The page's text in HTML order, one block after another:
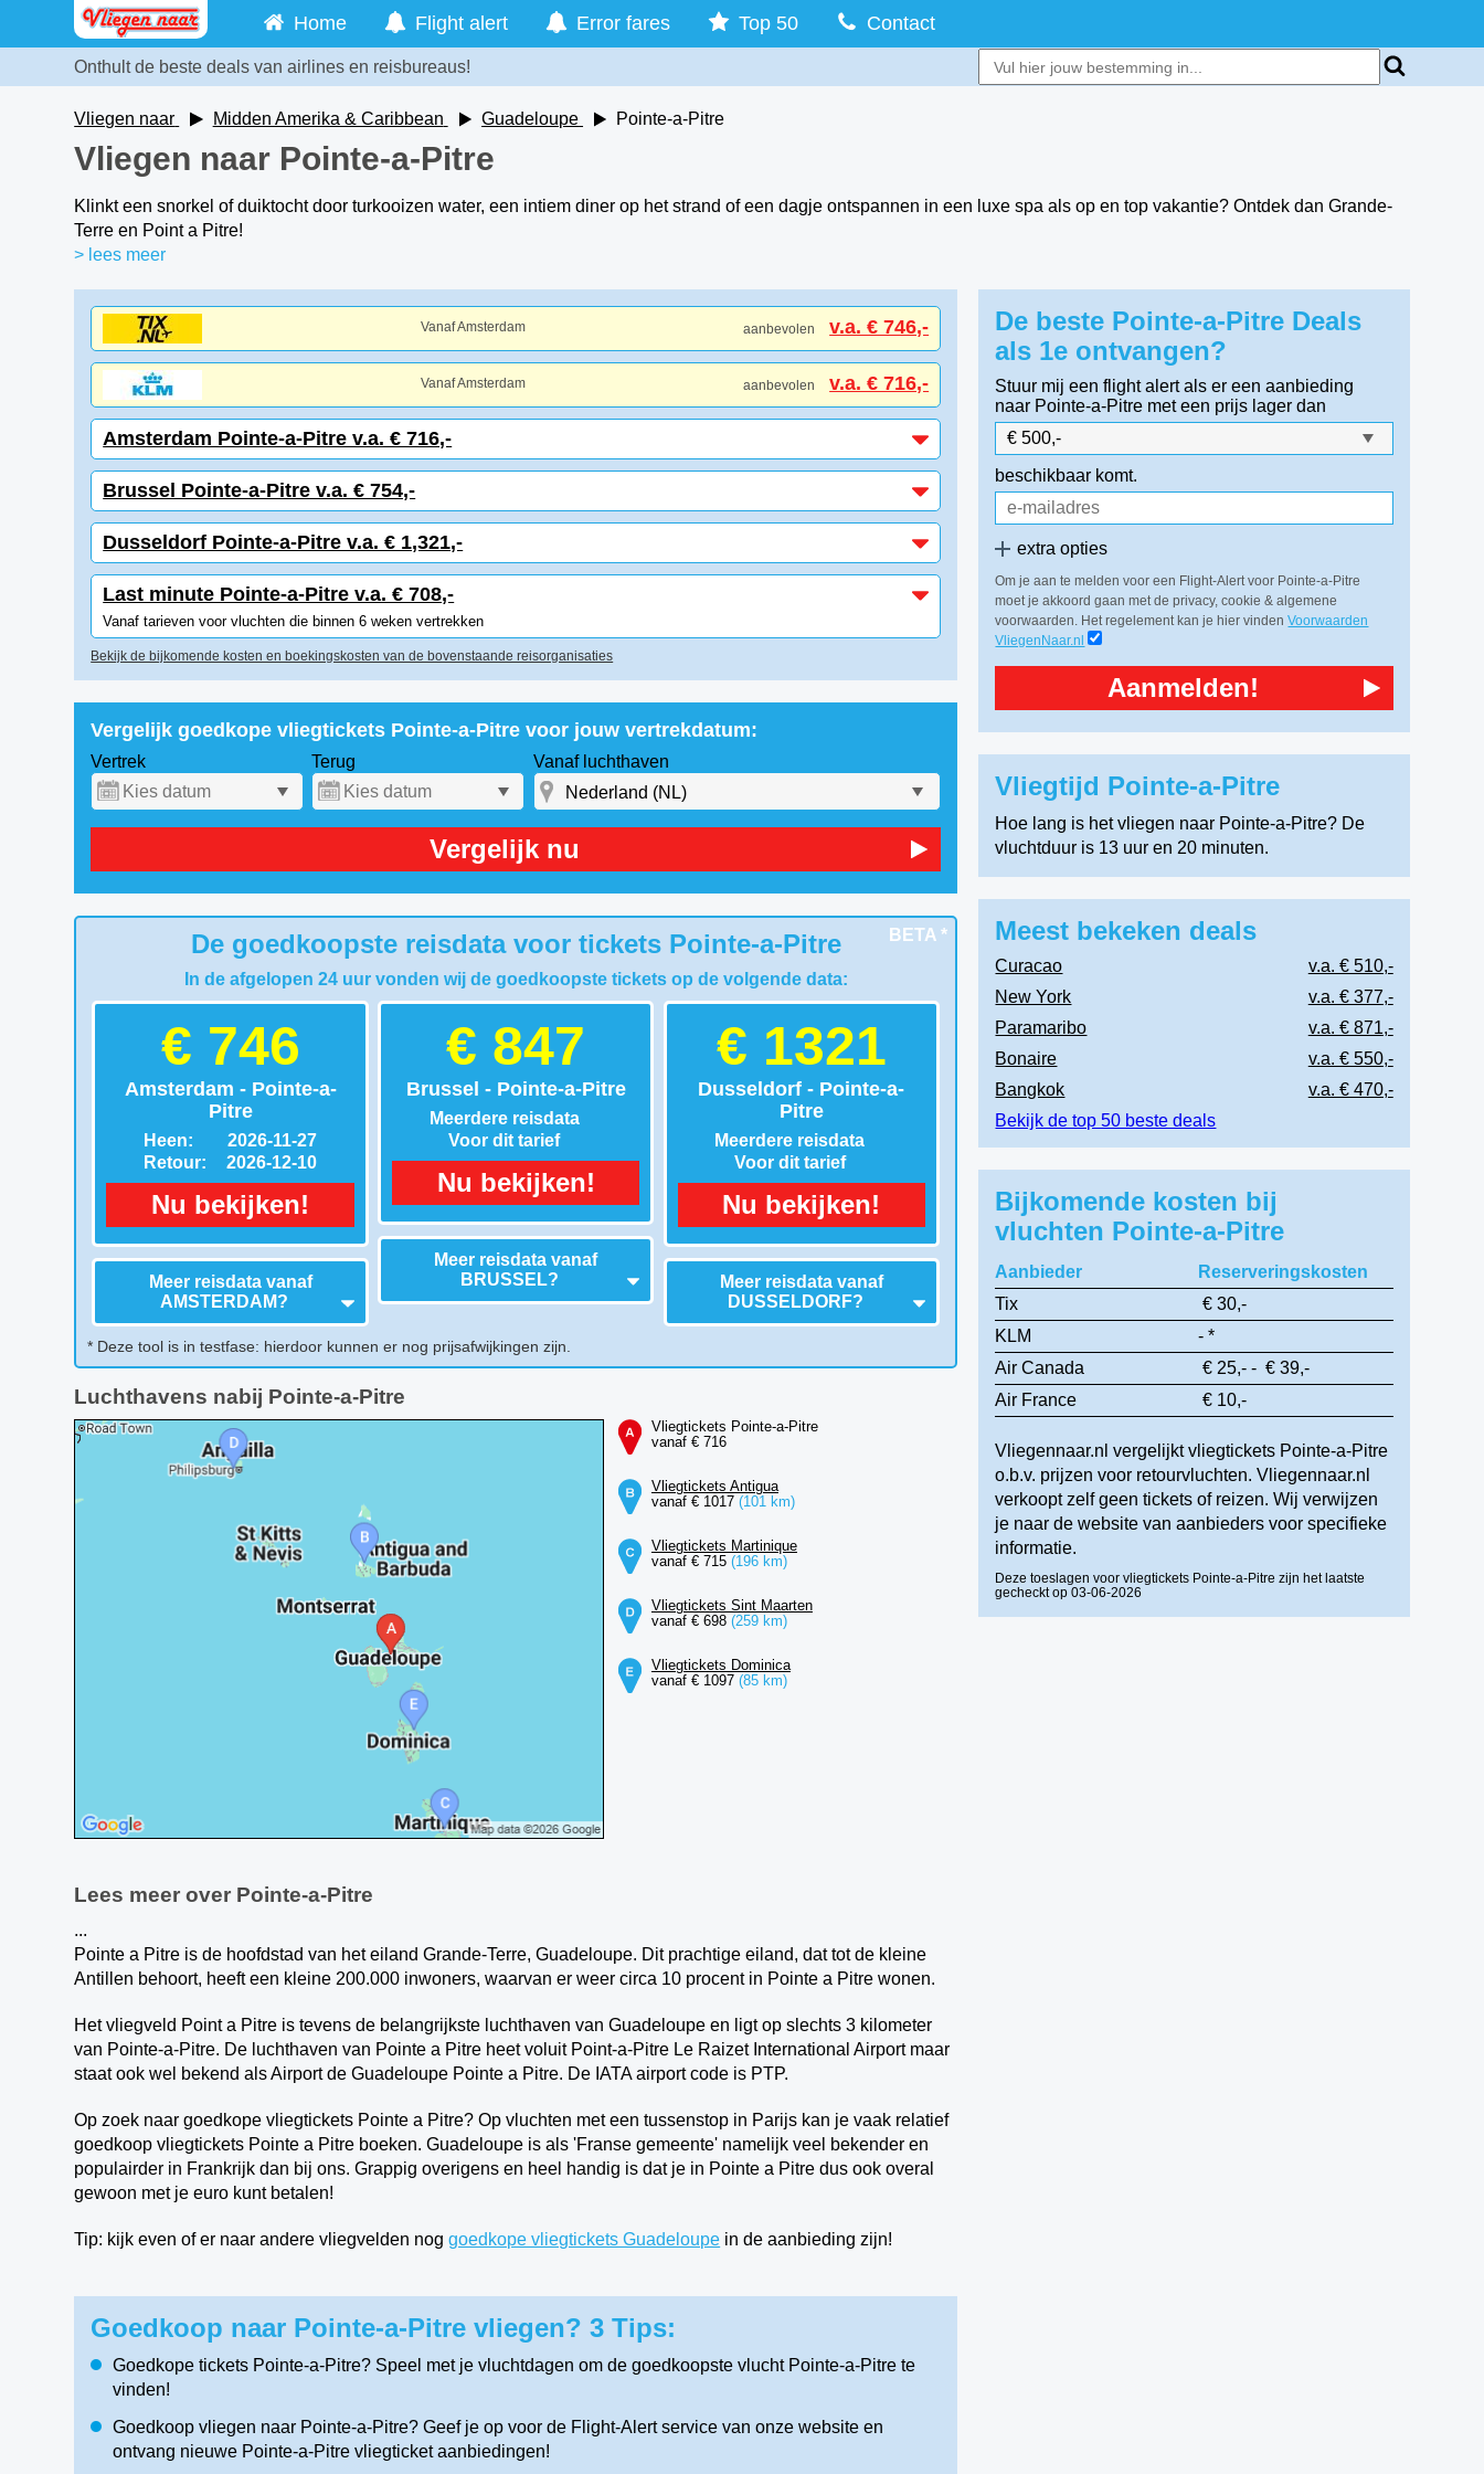
Home Flight alert Error fares Top 50 Contact
Onthult de beste deals van airlines en reisbureaus!
Vliegen naar Midden Amerika & Caribbean Guadeloupe Pointe-a-Pitre
Vliegen naar Pointe-a-Pitre
Klinkt een snorkel of duiktocht door turkooizen water, een intiem diner op het strand of een dagje ontspannen in een luxe spa als op en top vakantie? Ontdek dan Grande-
Terre en Point a Pitre!
> lees meer
Vanaf Amsterdam aanbevolen v.a. € 746,-
Vanaf Amsterdam aanbevolen v.a. € 716,-
Amsterdam Pointe-a-Pitre v.a. € 716,-
Brussel Pointe-a-Pitre v.a. € 754,-
Dusseldorf Pointe-a-Pitre v.a. € 1,321,-
Last minute Pointe-a-Pitre v.a. € 708,-
Vanaf tarieven voor vluchten die binnen 6 weken vertrekken
Bekijk de bijkomende kosten en boekingskosten van de bovenstaande reisorganisaties
Vergelijk goedkope vliegtickets Pointe-a-Pitre voor jouw vertrekdatum:
Vertrek Terug Vanaf luchthaven
Vergelijk nu
BETA *
De goedkoopste reisdata voor tickets Pointe-a-Pitre
In de afgelopen 24 uur vonden wij de goedkoopste tickets op de volgende data:
€ 746
Amsterdam - Pointe-a-
Pitre
Heen:
Retour:
2026-11-27
2026-12-10
Nu bekijken!
Meer reisdata vanaf
AMSTERDAM?
€ 847
Brussel - Pointe-a-Pitre
Meerdere reisdata
Voor dit tarief
Nu bekijken!
Meer reisdata vanaf
BRUSSEL?
€ 1321
Dusseldorf - Pointe-a-
Pitre
Meerdere reisdata
Voor dit tarief
Nu bekijken!
Meer reisdata vanaf
DUSSELDORF?
* Deze tool is in testfase: hierdoor kunnen er nog prijsafwijkingen zijn.
Luchthavens nabij Pointe-a-Pitre
Vliegtickets Pointe-a-Pitre
vanaf € 716
Vliegtickets Antigua
vanaf € 1017 (101 km)
Vliegtickets Martinique
vanaf € 715 (196 km)
Vliegtickets Sint Maarten
vanaf € 698 (259 km)
Vliegtickets Dominica
vanaf € 1097 (85 km)
Lees meer over Pointe-a-Pitre
...
Pointe a Pitre is de hoofdstad van het eiland Grande-Terre, Guadeloupe. Dit prachtige eiland, dat tot de kleine
Antillen behoort, heeft een kleine 200.000 inwoners, waarvan er weer circa 10 procent in Pointe a Pitre wonen.
Het vliegveld Point a Pitre is tevens de belangrijkste luchthaven van Guadeloupe en ligt op slechts 3 kilometer
van Pointe-a-Pitre. De luchthaven van Pointe a Pitre heet voluit Point-a-Pitre Le Raizet International Airport maar
staat ook wel bekend als Airport de Guadeloupe Pointe a Pitre. De IATA airport code is PTP.
Op zoek naar goedkope vliegtickets Pointe a Pitre? Op vluchten met een tussenstop in Parijs kan je vaak relatief
goedkoop vliegtickets Pointe a Pitre boeken. Guadeloupe is als 'Franse gemeente' namelijk veel bekender en
populairder in Frankrijk dan bij ons. Grappig overigens en heel handig is dat je in Pointe a Pitre dus ook overal
gewoon met je euro kunt betalen!
Tip: kijk even of er naar andere vliegvelden noggoedkope vliegtickets Guadeloupe in de aanbieding zijn!
Goedkoop naar Pointe-a-Pitre vliegen? 3 Tips:
Goedkope tickets Pointe-a-Pitre? Speel met je vluchtdagen om de goedkoopste vlucht Pointe-a-Pitre te
vinden!
Goedkoop vliegen naar Pointe-a-Pitre? Geef je op voor de Flight-Alert service van onze website en
ontvang nieuwe Pointe-a-Pitre vliegticket aanbiedingen!
De beste Pointe-a-Pitre Deals
als 1e ontvangen?
Stuur mij een flight alert als er een aanbieding
naar Pointe-a-Pitre met een prijs lager dan
beschikbaar komt.
extra opties
Om je aan te melden voor een Flight-Alert voor Pointe-a-Pitre
moet je akkoord gaan met de privacy, cookie & algemene
voorwaarden. Het regelement kan je hier vindenVoorwaarden
VliegenNaar.nl
Aanmelden!
Vliegtijd Pointe-a-Pitre
Hoe lang is het vliegen naar Pointe-a-Pitre? De
vluchtduur is 13 uur en 20 minuten.
Meest bekeken deals
Curacao
v.a. € 510,-
New York
v.a. € 377,-
Paramaribo
v.a. € 871,-
Bonaire
v.a. € 550,-
Bangkok
v.a. € 470,-
Bekijk de top 50 beste deals
Bijkomende kosten bij
vluchten Pointe-a-Pitre
Aanbieder
Reserveringskosten
Tix
€ 30,-
KLM
- *
Air Canada
€ 25,- - € 39,-
Air France
€ 10,-
Vliegennaar.nl vergelijkt vliegtickets Pointe-a-Pitre
o.b.v. prijzen voor retourvluchten. Vliegennaar.nl
verkoopt zelf geen tickets of reizen. Wij verwijzen
je naar de website van aanbieders voor specifieke
informatie.
Deze toeslagen voor vliegtickets Pointe-a-Pitre zijn het laatste
gecheckt op 03-06-2026